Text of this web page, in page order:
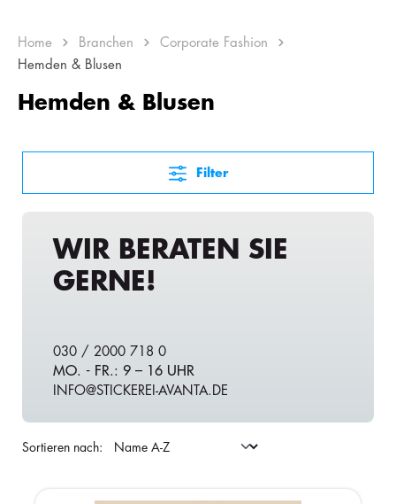
Home Branchen
Corporate Fashion
Hemden & Blusen
Hemden & Blusen
Filter
WIR BERATEN SIE
GERNE!
030 / 2000 718 0
MO. - FR.: 9 – 16 UHR
INFO@STICKEREI-AVANTA.DE
Sortieren nach: